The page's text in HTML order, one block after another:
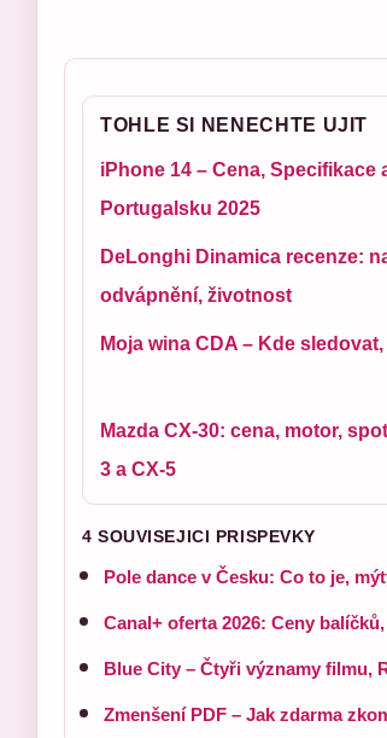
TOHLE SI NENECHTE UJIT
iPhone 14 – Cena, Specifikace
Portugalsku 2025
DeLonghi Dinamica recenze:
odvápnění, životnost
Moja wina CDA – Kde
Mazda CX-30: cena, motor,
3 a CX-5
4 SOUVISEJICI PRISPEVKY
Pole dance v Česku: Co to je,
Canal+ oferta 2026: Ceny
Blue City – Čtyři významy filmu,
Zmenšení PDF – Jak zdarma